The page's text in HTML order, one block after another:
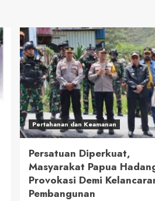
Pertahanan dan Keamanan
Persatuan Diperkuat,
Masyarakat Papua
Provokasi Demi
Pembangunan